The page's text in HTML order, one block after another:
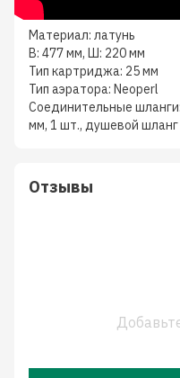
Материал: латунь
В: 477 мм, Ш: 220 мм
Тип картриджа: 25 мм
Тип аэратора: Neoperl
Соединительные
мм, 1 шт., душевой шланг
Отзывы